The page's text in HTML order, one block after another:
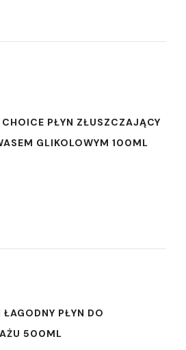
CHOICE PŁYN ZŁUSZCZAJĄCY
GLIKOLOWYM 100ML
ŁAGODNY PŁYN DO
500ML